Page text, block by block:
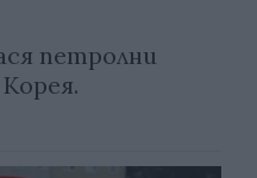
петролни